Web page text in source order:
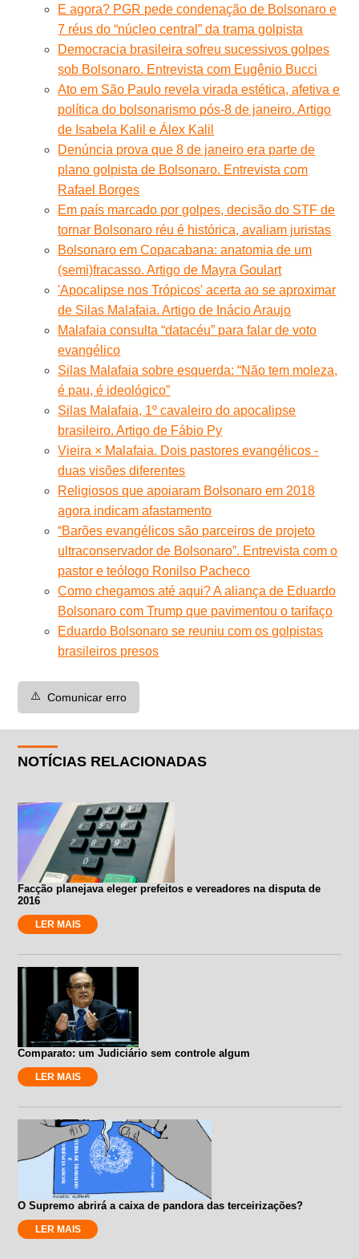
E agora? PGR pede condenação de Bolsonaro e
7 réus do “núcleo central” da trama golpista
Democracia brasileira sofreu sucessivos golpes
sob Bolsonaro. Entrevista com Eugênio Bucci
Ato em São Paulo revela virada estética, afetiva e
política do bolsonarismo pós-8 de janeiro. Artigo
de Isabela Kalil e Álex Kalil
Denúncia prova que 8 de janeiro era parte de
plano golpista de Bolsonaro. Entrevista com
Rafael Borges
Em país marcado por golpes, decisão do STF de
tornar Bolsonaro réu é histórica, avaliam juristas
Bolsonaro em Copacabana: anatomia de um
(semi)fracasso. Artigo de Mayra Goulart
'Apocalipse nos Trópicos' acerta ao se aproximar
de Silas Malafaia. Artigo de Inácio Araujo
Malafaia consulta “datacéu” para falar de voto
evangélico
Silas Malafaia sobre esquerda: “Não tem moleza,
é pau, é ideológico”
Silas Malafaia, 1º cavaleiro do apocalipse
brasileiro. Artigo de Fábio Py
Vieira × Malafaia. Dois pastores evangélicos -
duas visões diferentes
Religiosos que apoiaram Bolsonaro em 2018
agora indicam afastamento
“Barões evangélicos são parceiros de projeto
ultraconservador de Bolsonaro”. Entrevista com o
pastor e teólogo Ronilso Pacheco
Como chegamos até aqui? A aliança de Eduardo
Bolsonaro com Trump que pavimentou o tarifaço
Eduardo Bolsonaro se reuniu com os golpistas
brasileiros presos
⚠️ Comunicar erro
NOTÍCIAS RELACIONADAS
Facção planejava eleger prefeitos e vereadores na disputa de
2016
LER MAIS
Comparato: um Judiciário sem controle algum
LER MAIS
O Supremo abrirá a caixa de pandora das terceirizações?
LER MAIS